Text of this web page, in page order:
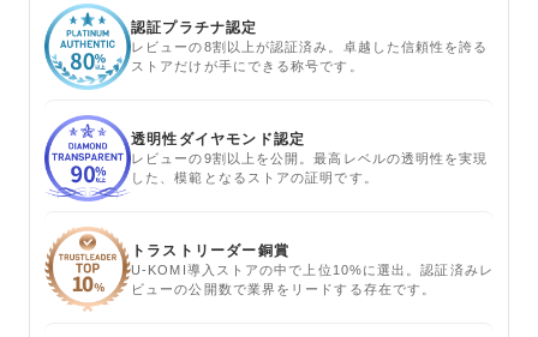
認証プラチナ認定
レビューの8割以上が認証済み。卓越した信頼性を誇る
ストアだけが手にできる称号です。
透明性ダイヤモンド認定
レビューの9割以上を公開。最高レベルの透明性を実現
した、模範となるストアの証明です。
トラストリーダー銅賞
U-KOMI導入ストアの中で上位10%に選出。認証済みレ
ビューの公開数で業界をリードする存在です。